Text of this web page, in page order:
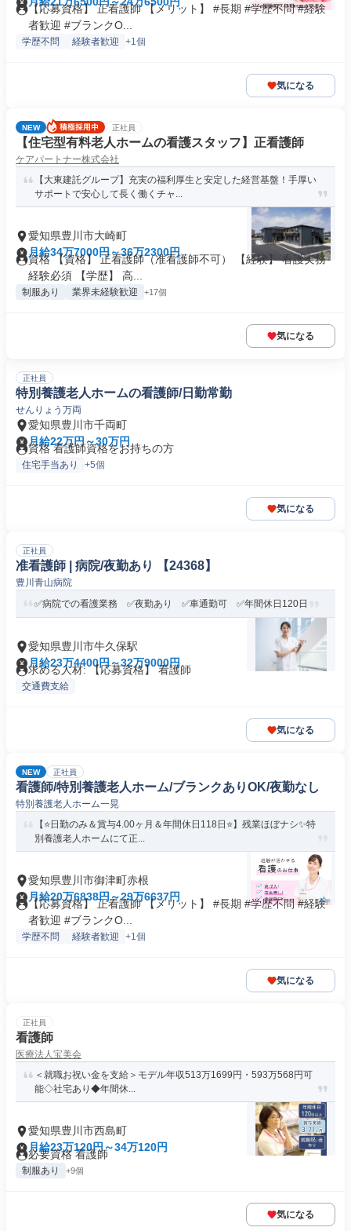
【応募資格】 正看護師 【メリット】 #長期 #学歴不問 #経験
者歓迎 #ブランクO...
学歴不問 経験者歓迎 +1個
気になる
NEW 正社員
【住宅型有料老人ホームの看護スタッフ】正看護師
ケアパートナー株式会社
【大東建託グループ】充実の福利厚生と安定した経営基盤！手厚い
サポートで安心して長く働くチャ...
愛知県豊川市大崎町
月給34万7000円～36万2300円
資格 【資格】 正看護師（准看護師不可） 【経験】 看護実務
経験必須 【学歴】 高...
制服あり 業界未経験歓迎 +17個
気になる
正社員
特別養護老人ホームの看護師/日勤常勤
せんりょう万両
愛知県豊川市千両町
月給22万円～30万円
資格 看護師資格をお持ちの方
住宅手当あり +5個
気になる
正社員
准看護師 | 病院/夜勤あり 【24368】
豊川青山病院
✅病院での看護業務 ✅夜勤あり ✅車通勤可 ✅年間休日120日
愛知県豊川市牛久保駅
月給23万4400円～32万9000円
求める人材: 【応募資格】 看護師
交通費支給
気になる
NEW 正社員
看護師/特別養護老人ホーム/ブランクありOK/夜勤なし
特別養護老人ホーム一晃
【⭐日勤のみ＆賞与4.00ヶ月＆年間休日118日⭐】残業ほぼナシ✨特
別養護老人ホームにて正...
愛知県豊川市御津町赤根
月給20万6838円～29万6637円
【応募資格】 正看護師 【メリット】 #長期 #学歴不問 #経験
者歓迎 #ブランクO...
学歴不問 経験者歓迎 +1個
気になる
正社員
看護師
医療法人宝美会
＜就職お祝い金を支給＞モデル年収513万1699円・593万568円可
能◇社宅あり◆年間休...
愛知県豊川市西島町
月給23万120円～34万120円
必要資格 看護師
制服あり +9個
気になる